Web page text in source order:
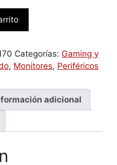
Categorías: Gaming y
, Monitores, Periféricos
adicional